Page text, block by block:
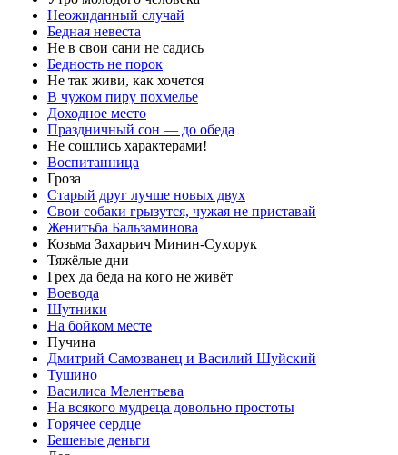
Неожиданный случай
Бедная невеста
Не в свои сани не садись
Бедность не порок
Не так живи, как хочется
В чужом пиру похмелье
Доходное место
Праздничный сон — до обеда
Не сошлись характерами!
Воспитанница
Гроза
Старый друг лучше новых двух
Свои собаки грызутся, чужая не приставай
Женитьба Бальзаминова
Козьма Захарьич Минин-Сухорук
Тяжёлые дни
Грех да беда на кого не живёт
Воевода
Шутники
На бойком месте
Пучина
Дмитрий Самозванец и Василий Шуйский
Тушино
Василиса Мелентьева
На всякого мудреца довольно простоты
Горячее сердце
Бешеные деньги